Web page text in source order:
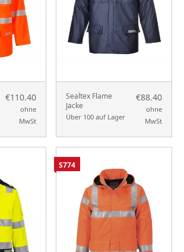
€110.40
ohne
MwSt
Sealtex Flame
Jacke
Über 100 auf Lager
€88.40
ohne
MwSt
S774